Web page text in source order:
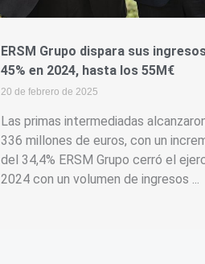
ERSM Grupo dispara sus
45% en 2024, hasta los 55M€
20 de febrero de 2025
Las primas intermediadas
336 millones de euros, con un
del 34,4% ERSM Grupo cerró el
2024 con un volumen de ingresos ...